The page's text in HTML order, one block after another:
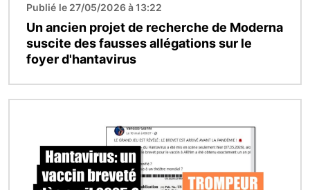
Publié le 27/05/2026 à 13:22
Un ancien projet de recherche de Moderna
suscite des fausses allégations sur le
foyer d'hantavirus